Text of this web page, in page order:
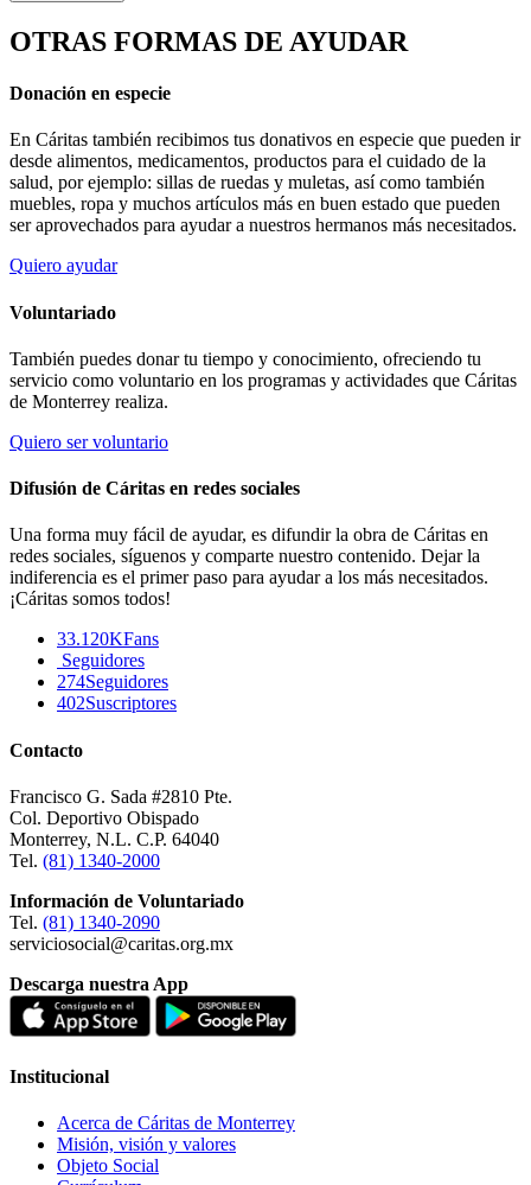
OTRAS FORMAS DE AYUDAR
Donación en especie
En Cáritas también recibimos tus donativos en especie que pueden ir
desde alimentos, medicamentos, productos para el cuidado de la
salud, por ejemplo: sillas de ruedas y muletas, así como también
muebles, ropa y muchos artículos más en buen estado que pueden
ser aprovechados para ayudar a nuestros hermanos más necesitados.
Quiero ayudar
Voluntariado
También puedes donar tu tiempo y conocimiento, ofreciendo tu
servicio como voluntario en los programas y actividades que Cáritas
de Monterrey realiza.
Quiero ser voluntario
Difusión de Cáritas en redes sociales
Una forma muy fácil de ayudar, es difundir la obra de Cáritas en
redes sociales, síguenos y comparte nuestro contenido. Dejar la
indiferencia es el primer paso para ayudar a los más necesitados.
¡Cáritas somos todos!
33.120KFans
Seguidores
274Seguidores
402Suscriptores
Contacto
Francisco G. Sada #2810 Pte.
Col. Deportivo Obispado
Monterrey, N.L. C.P. 64040
Tel. (81) 1340-2000
Información de Voluntariado
Tel. (81) 1340-2090
serviciosocial@caritas.org.mx
Descarga nuestra App
Institucional
Acerca de Cáritas de Monterrey
Misión, visión y valores
Objeto Social